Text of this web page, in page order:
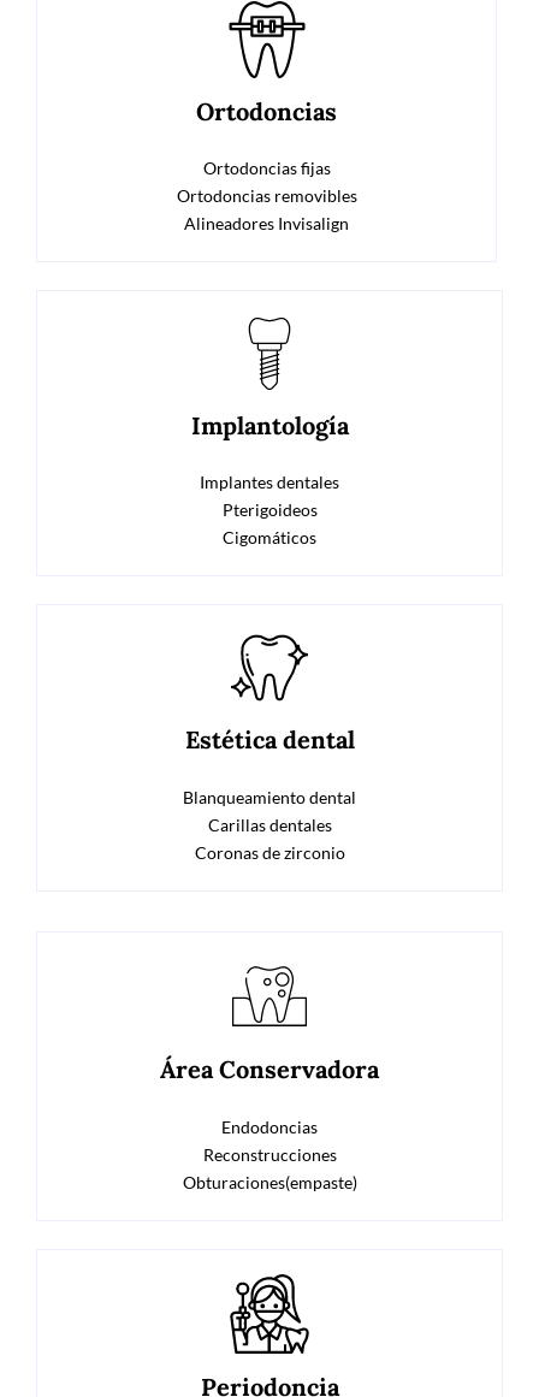
Ortodoncias
Ortodoncias fijas
Ortodoncias removibles
Alineadores Invisalign
Implantología
Implantes dentales
Pterigoideos
Cigomáticos
Estética dental
Blanqueamiento dental
Carillas dentales
Coronas de zirconio
Área Conservadora
Endodoncias
Reconstrucciones
Obturaciones(empaste)
Periodoncia